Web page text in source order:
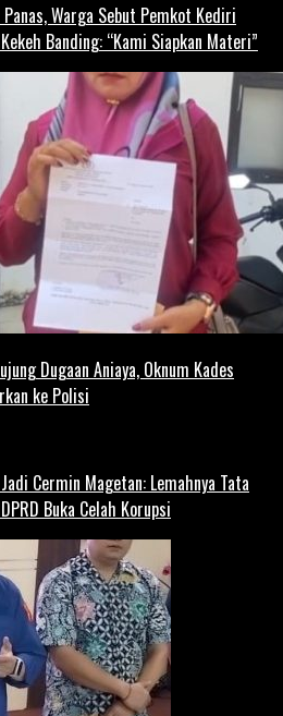
Panas, Warga Sebut Pemkot Kediri
Banding: “Kami Siapkan Materi”
Dugaan Aniaya, Oknum Kades
ke Polisi
Cermin Magetan: Lemahnya Tata
Buka Celah Korupsi